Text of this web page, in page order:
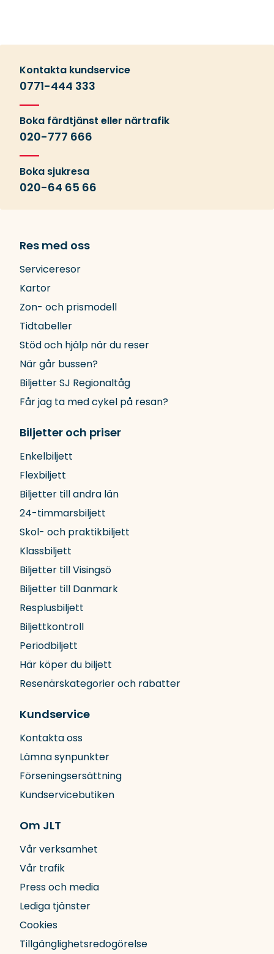
Kontakta kundservice
0771-444 333
Boka färdtjänst eller närtrafik
020-777 666
Boka sjukresa
020-64 65 66
Res med oss
Serviceresor
Kartor
Zon- och prismodell
Tidtabeller
Stöd och hjälp när du reser
När går bussen?
Biljetter SJ Regionaltåg
Får jag ta med cykel på resan?
Biljetter och priser
Enkelbiljett
Flexbiljett
Biljetter till andra län
24-timmarsbiljett
Skol- och praktikbiljett
Klassbiljett
Biljetter till Visingsö
Biljetter till Danmark
Resplusbiljett
Biljettkontroll
Periodbiljett
Här köper du biljett
Resenärskategorier och rabatter
Kundservice
Kontakta oss
Lämna synpunkter
Förseningsersättning
Kundservicebutiken
Om JLT
Vår verksamhet
Vår trafik
Press och media
Lediga tjänster
Cookies
Tillgänglighetsredogörelse